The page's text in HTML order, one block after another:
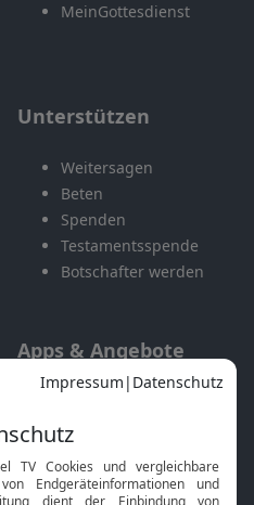
MeinGottesdienst
Unterstützen
Weitersagen
Beten
Spenden
Testamentsspende
Botschafter werden
Apps & Angebote
Mobile App
Smart TV